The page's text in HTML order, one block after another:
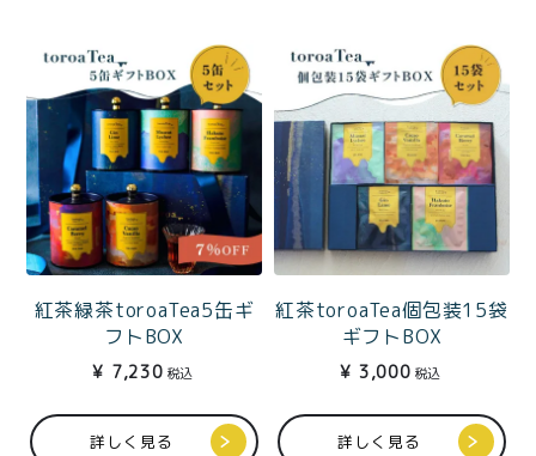
紅茶緑茶toroaTea5缶ギ
フトBOX
¥ 7,230 税込
詳しく見る
紅茶toroaTea個包装15袋
ギフトBOX
¥ 3,000 税込
詳しく見る